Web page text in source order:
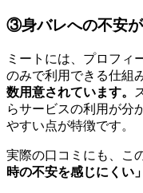
③身バレへの不安
ミートには、プロフィ
のみで利用できる仕組
数用意されています。
らサービスの利用が分
やすい点が特徴です。
実際の口コミにも、こ
時の不安を感じにくい